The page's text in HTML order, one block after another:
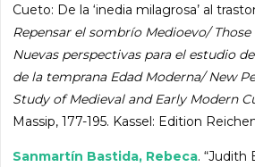
Cueto: De la ‘inedia milagrosa’ al
Repensar el sombrío Medioevo/
Nuevas perspectivas para el estudio
de la temprana Edad Moderna/ New
Study of Medieval and Early Modern
Massip, 177-195. Kassel: Edition
Sanmartín Bastida, Rebeca. “Judith